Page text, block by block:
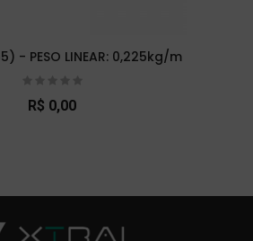
- PESO LINEAR: 0,225kg/m
R$ 0,00